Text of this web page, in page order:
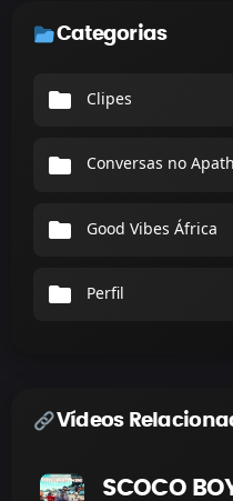
Categorias
folder Clipes
folder Conversas no
folder Good Vibes África
folder Perfil
Vídeos
SCOCO